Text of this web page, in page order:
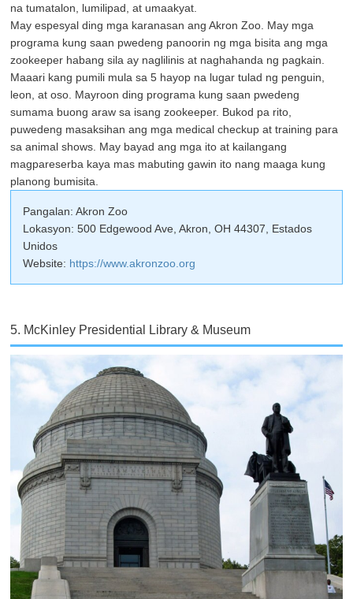
na tumatalon, lumilipad, at umaakyat.
May espesyal ding mga karanasan ang Akron Zoo. May mga
programa kung saan pwedeng panoorin ng mga bisita ang mga
zookeeper habang sila ay naglilinis at naghahanda ng pagkain.
Maaari kang pumili mula sa 5 hayop na lugar tulad ng penguin,
leon, at oso. Mayroon ding programa kung saan pwedeng
sumama buong araw sa isang zookeeper. Bukod pa rito,
puwedeng masaksihan ang mga medical checkup at training para
sa animal shows. May bayad ang mga ito at kailangang
magpareserba kaya mas mabuting gawin ito nang maaga kung
planong bumisita.
Pangalan: Akron Zoo
Lokasyon: 500 Edgewood Ave, Akron, OH 44307, Estados
Unidos
Website: https://www.akronzoo.org
5. McKinley Presidential Library & Museum